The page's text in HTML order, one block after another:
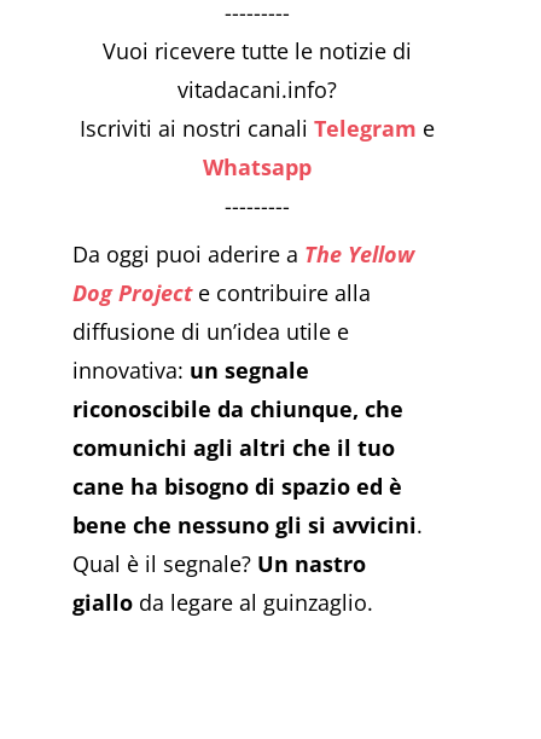
---------
Vuoi ricevere tutte le notizie di
vitadacani.info?
Iscriviti ai nostri canali Telegram e
Whatsapp
---------
Da oggi puoi aderire a The Yellow
Dog Projecte contribuire alla
diffusione di un’idea utile e
innovativa: un segnale
riconoscibile da chiunque, che
comunichi agli altri che il tuo
cane ha bisogno di spazio ed è
bene che nessuno gli si avvicini.
Qual è il segnale? Un nastro
giallo da legare al guinzaglio.